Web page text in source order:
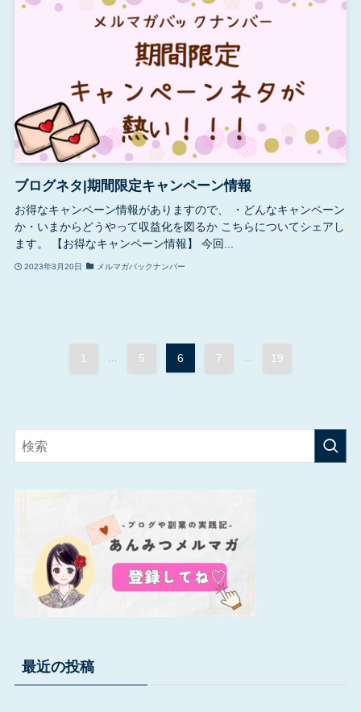
ブログネタ|期間限定キャンペーン情報
お得なキャンペーン情報がありますので、 ・どんなキャンペーン
か・いまからどうやって収益化を図るか こちらについてシェアし
ます。 【お得なキャンペーン情報】 今回...
2023年3月20日 メルマガバックナンバー
1 5 6 7 19
最近の投稿